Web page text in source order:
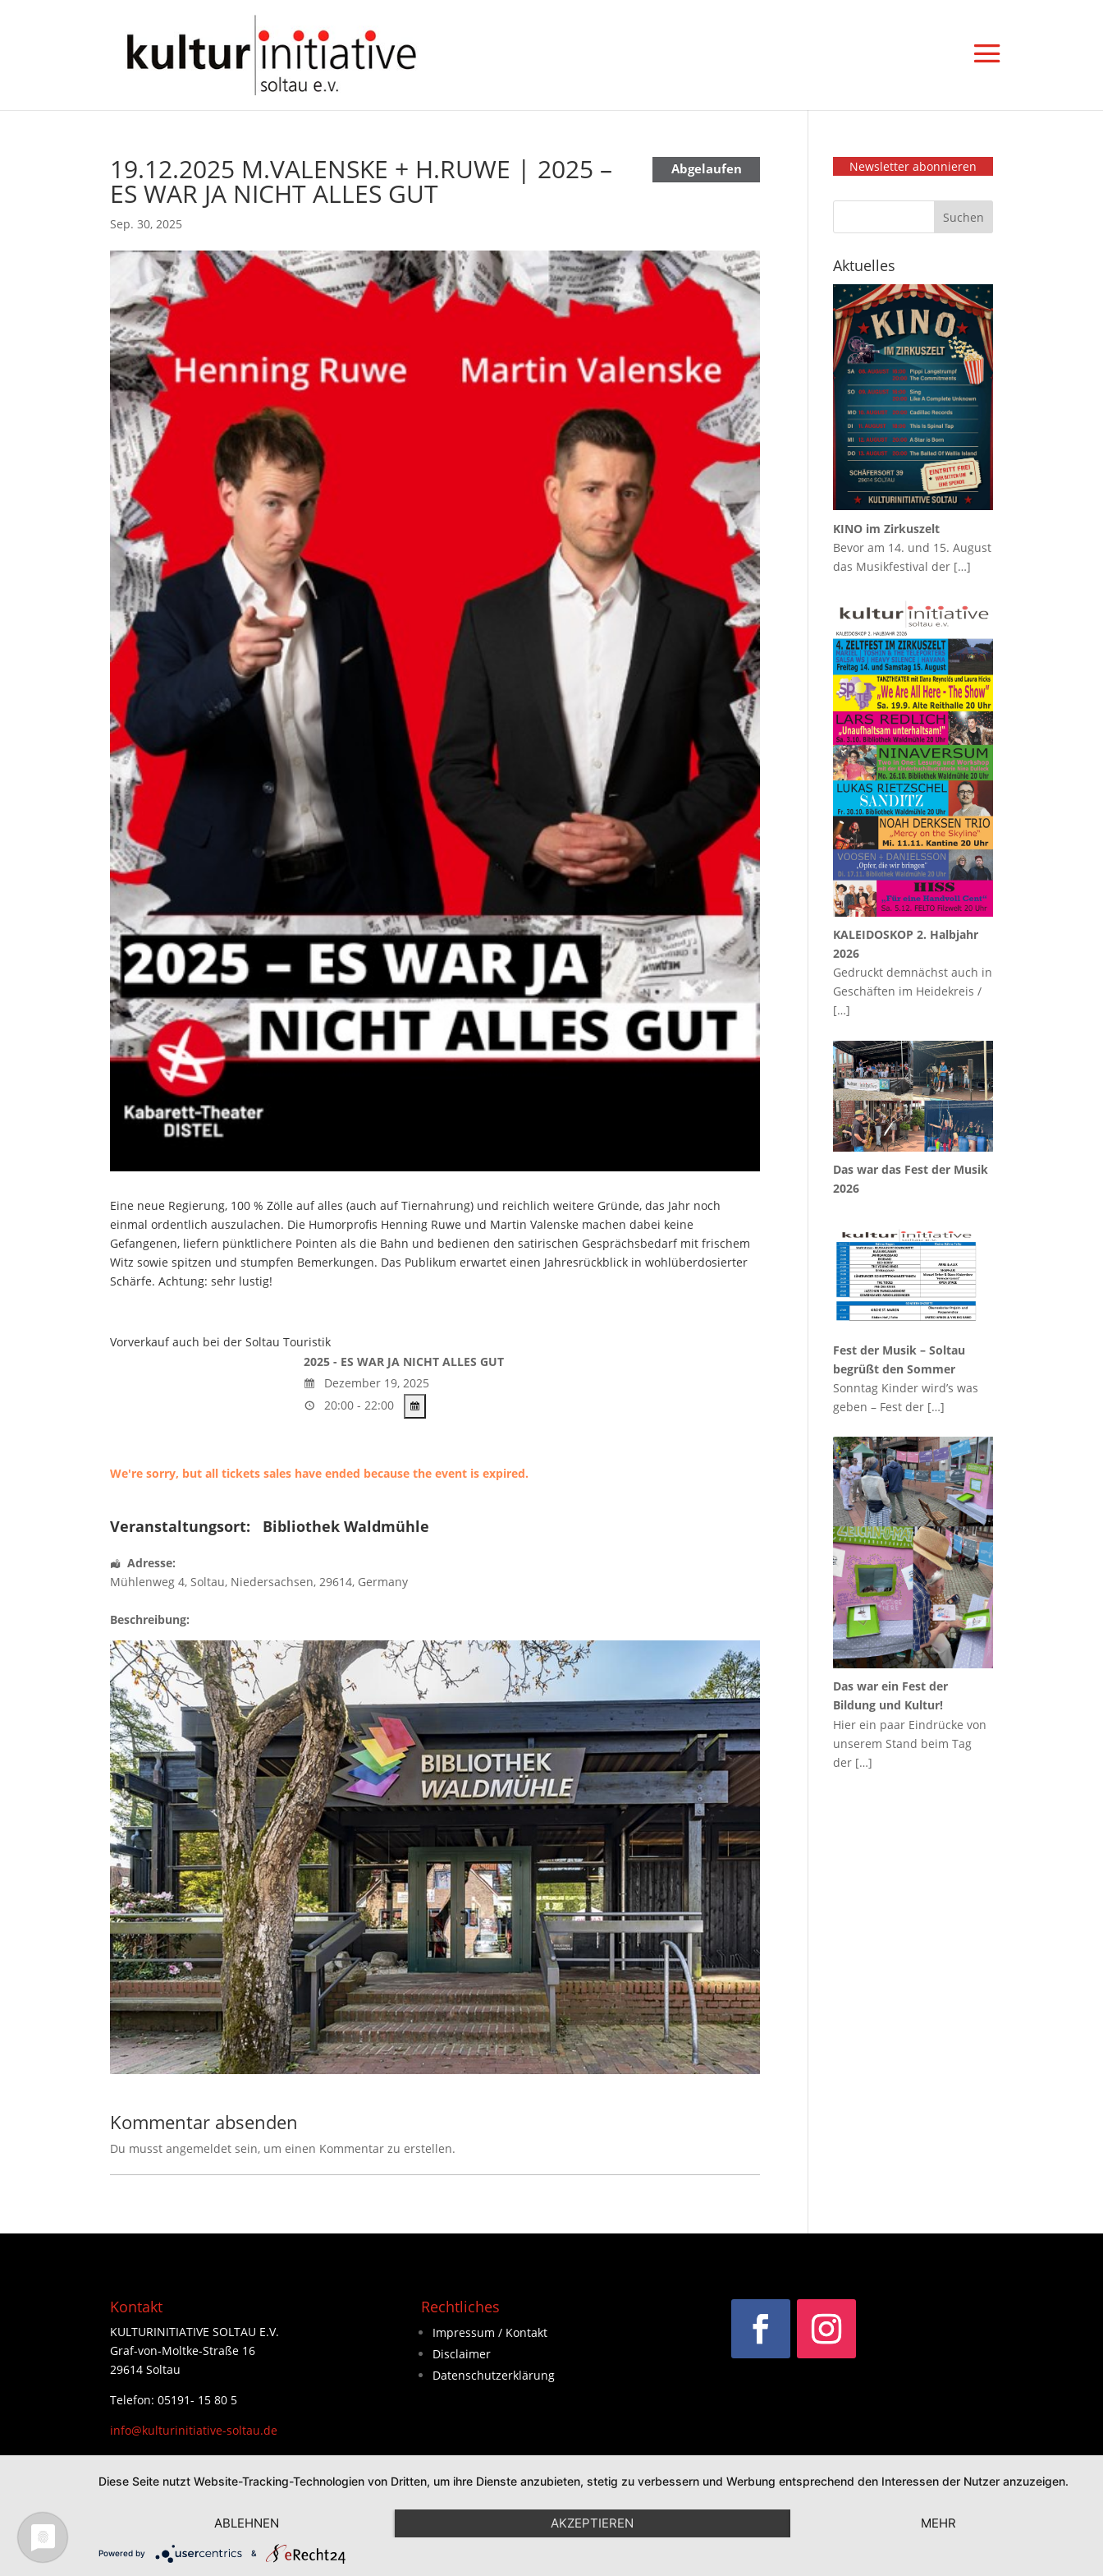
Abgelaufen
19.12.2025 M.VALENSKE + H.RUWE | 2025 –
ES WAR JA NICHT ALLES GUT
Sep. 30, 2025
Eine neue Regierung, 100 % Zölle auf alles (auch auf Tiernahrung) und reichlich weitere Gründe, das Jahr noch
einmal ordentlich auszulachen. Die Humorprofis Henning Ruwe und Martin Valenske machen dabei keine
Gefangenen, liefern pünktlichere Pointen als die Bahn und bedienen den satirischen Gesprächsbedarf mit frischem
Witz sowie spitzen und stumpfen Bemerkungen. Das Publikum erwartet einen Jahresrückblick in wohlüberdosierter
Schärfe. Achtung: sehr lustig!
Vorverkauf auch bei der Soltau Touristik
2025 - ES WAR JA NICHT ALLES GUT
Dezember 19, 2025
20:00 - 22:00
We're sorry, but all tickets sales have ended because the event is expired.
Veranstaltungsort: Bibliothek Waldmühle
Adresse:
Mühlenweg 4,Soltau, Niedersachsen,29614, Germany
Beschreibung:
Kommentar absenden
Du musst angemeldet sein, um einen Kommentar zu erstellen.
Newsletter abonnieren
Aktuelles
KINO im Zirkuszelt
Bevor am 14. und 15. August
das Musikfestival der […]
KALEIDOSKOP 2. Halbjahr
2026
Gedruckt demnächst auch in
Geschäften im Heidekreis /
[…]
Das war das Fest der Musik
2026
Fest der Musik – Soltau
begrüßt den Sommer
Sonntag Kinder wird’s was
geben – Fest der […]
Das war ein Fest der
Bildung und Kultur!
Hier ein paar Eindrücke von
unserem Stand beim Tag
der […]
Kontakt
KULTURINITIATIVE SOLTAU E.V.
Graf-von-Moltke-Straße 16
29614 Soltau
Telefon: 05191- 15 80 5
info@kulturinitiative-soltau.de
Rechtliches
Impressum / Kontakt
Disclaimer
Datenschutzerklärung
Diese Seite nutzt Website-Tracking-Technologien von Dritten, um ihre Dienste anzubieten, stetig zu verbessern und Werbung entsprechend den Interessen der Nutzer anzuzeigen.
ABLEHNEN AKZEPTIEREN MEHR
Powered by &